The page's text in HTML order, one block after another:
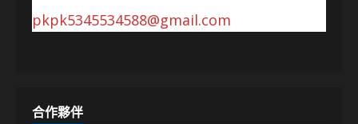
pkpk5345534588@gmail.com
合作夥伴